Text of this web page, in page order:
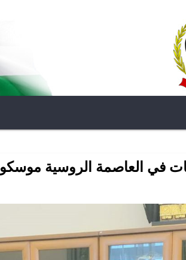
في العاصمة الروسية موسكو